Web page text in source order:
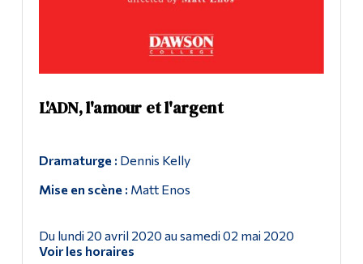
L'ADN, l'amour et l'argent
Dramaturge : Dennis Kelly
Mise en scène : Matt Enos
Du lundi 20 avril 2020 au samedi 02 mai 2020
Voir les horaires